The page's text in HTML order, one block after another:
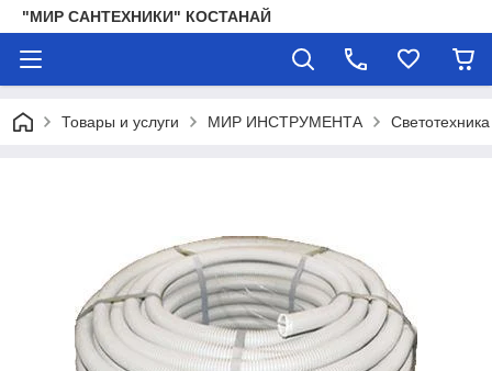
"МИР САНТЕХНИКИ" КОСТАНАЙ
Товары и услуги МИР ИНСТРУМЕНТА Светотехника